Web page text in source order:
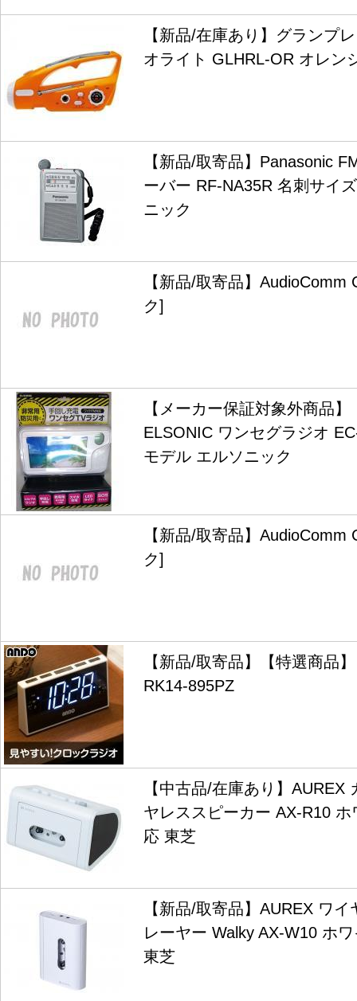
【新品/在庫あり】グランプ
オライト GLHRL-OR オレン
【新品/取寄品】Panasonic
ーバー RF-NA35R 名刺サイ
ニック
【新品/取寄品】AudioComm
ク]
【メーカー保証対象外商品
ELSONIC ワンセグラジオ
モデル エルソニック
【新品/取寄品】AudioComm
ク]
【新品/取寄品】【特選商品
RK14-895PZ
【中古品/在庫あり】AUREX
ヤレススピーカー AX-R10
応 東芝
【新品/取寄品】AUREX ワ
レーヤー Walky AX-W10 ホ
東芝